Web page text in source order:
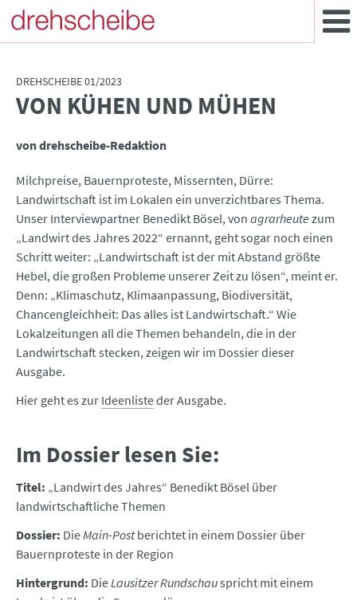
DREHSCHEIBE 01/2023
:VON KÜHEN UND MÜHEN
von drehscheibe-Redaktion
Milchpreise, Bauernproteste, Missernten, Dürre:
Landwirtschaft ist im Lokalen ein unverzichtbares Thema.
Unser Interviewpartner Benedikt Bösel, von agrarheute zum
„Landwirt des Jahres 2022“ ernannt, geht sogar noch einen
Schritt weiter: „Landwirtschaft ist der mit Abstand größte
Hebel, die großen Probleme unserer Zeit zu lösen“, meint er.
Denn: „Klimaschutz, Klimaanpassung, Biodiversität,
Chancengleichheit: Das alles ist Landwirtschaft.“ Wie
Lokalzeitungen all die Themen behandeln, die in der
Landwirtschaft stecken, zeigen wir im Dossier dieser
Ausgabe.
Hier geht es zur Ideenlisteder Ausgabe.
Im Dossier lesen Sie:
Titel: „Landwirt des Jahres“ Benedikt Bösel über
landwirtschaftliche Themen
Dossier: DieMain-Postberichtet in einem Dossier über
Bauernproteste in der Region
Hintergrund: DieLausitzer Rundschauspricht mit einem